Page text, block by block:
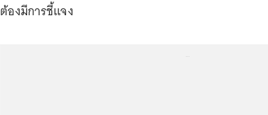
ต้องมีการชี้แจง